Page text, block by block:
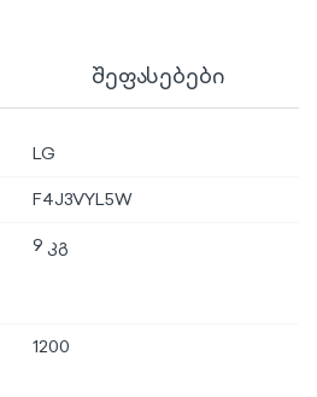
შეფასებები
LG
F4J3VYL5W
9 კგ
1200